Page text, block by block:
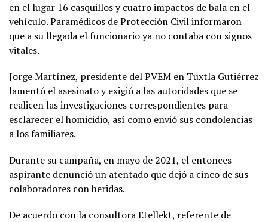
en el lugar 16 casquillos y cuatro impactos de bala en el
vehículo. Paramédicos de Protección Civil informaron
que a su llegada el funcionario ya no contaba con signos
vitales.
Jorge Martínez, presidente del PVEM en Tuxtla Gutiérrez
lamentó el asesinato y exigió a las autoridades que se
realicen las investigaciones correspondientes para
esclarecer el homicidio, así como envió sus condolencias
a los familiares.
Durante su campaña, en mayo de 2021, el entonces
aspirante denunció un atentado que dejó a cinco de sus
colaboradores con heridas.
De acuerdo con la consultora Etellekt, referente de